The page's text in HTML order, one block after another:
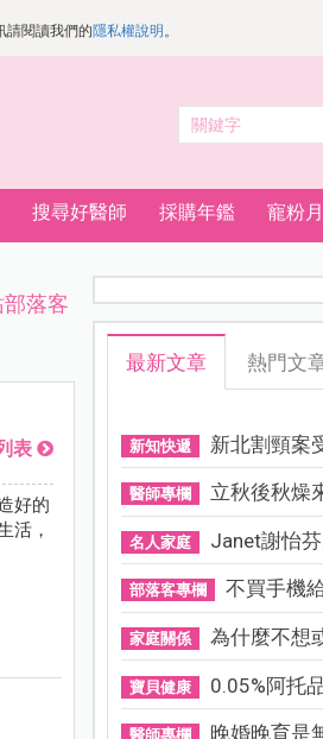
請閱讀我們的隱私權說明 。
搜尋好醫師 採購年鑑 寵粉
落客
表
好的
活，
最新文章 熱門文
新知快遞 新北割頸案
醫師專欄 立秋後秋燥
名人家庭 Janet謝怡芬
部落客專欄 不買手機給
家庭關係 為什麼不想
寶貝健康 0.05%阿托品
醫師專欄 晚婚晚育是